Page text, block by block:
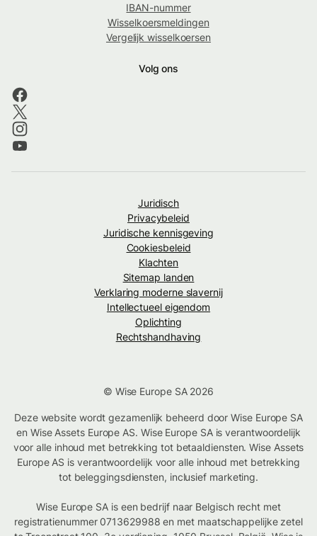
IBAN-nummer
Wisselkoersmeldingen
Vergelijk wisselkoersen
Volg ons
Juridisch
Privacybeleid
Juridische kennisgeving
Cookiesbeleid
Klachten
Sitemap landen
Verklaring moderne slavernij
Intellectueel eigendom
Oplichting
Rechtshandhaving
© Wise Europe SA 2026
Deze website wordt gezamenlijk beheerd door Wise Europe SA
en Wise Assets Europe AS. Wise Europe SA is verantwoordelijk
voor alle inhoud met betrekking tot betaaldiensten. Wise Assets
Europe AS is verantwoordelijk voor alle inhoud met betrekking
tot beleggingsdiensten, inclusief marketing.
Wise Europe SA is een bedrijf naar Belgisch recht met
registratienummer 0713629988 en met maatschappelijke zetel